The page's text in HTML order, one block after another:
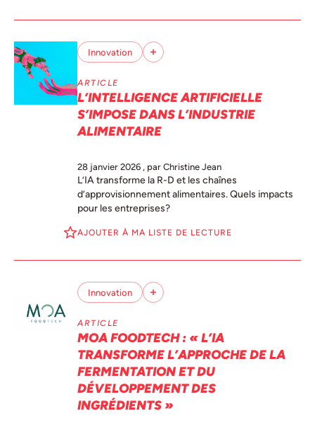
Innovation
ARTICLE
L’INTELLIGENCE ARTIFICIELLE
S’IMPOSE DANS L’INDUSTRIE
ALIMENTAIRE
28 janvier 2026 , par Christine Jean
L’IA transforme la R-D et les chaînes
d’approvisionnement alimentaires. Quels impacts
pour les entreprises?
AJOUTER À MA LISTE DE LECTURE
Innovation
ARTICLE
MOA FOODTECH : « L’IA
TRANSFORME L’APPROCHE DE LA
FERMENTATION ET DU
DÉVELOPPEMENT DES
INGRÉDIENTS »